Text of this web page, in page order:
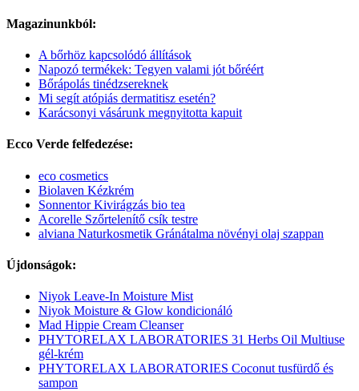
Magazinunkból:
A bőrhöz kapcsolódó állítások
Napozó termékek: Tegyen valami jót bőréért
Bőrápolás tinédzsereknek
Mi segít atópiás dermatitisz esetén?
Karácsonyi vásárunk megnyitotta kapuit
Ecco Verde felfedezése:
eco cosmetics
Biolaven Kézkrém
Sonnentor Kivirágzás bio tea
Acorelle Szőrtelenítő csík testre
alviana Naturkosmetik Gránátalma növényi olaj szappan
Újdonságok:
Niyok Leave-In Moisture Mist
Niyok Moisture & Glow kondicionáló
Mad Hippie Cream Cleanser
PHYTORELAX LABORATORIES 31 Herbs Oil Multiuse
gél-krém
PHYTORELAX LABORATORIES Coconut tusfürdő és
sampon